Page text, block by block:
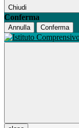
Chiudi
Conferma
Annulla Conferma